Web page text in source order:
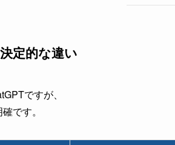
定的な違い
ですが、
です。